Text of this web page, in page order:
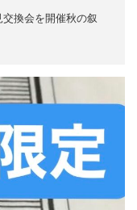
換会を開催秋の叙